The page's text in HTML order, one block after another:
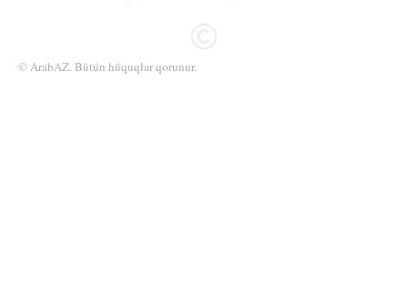
© ArabAZ. Bütün hüquqlar qorunur.